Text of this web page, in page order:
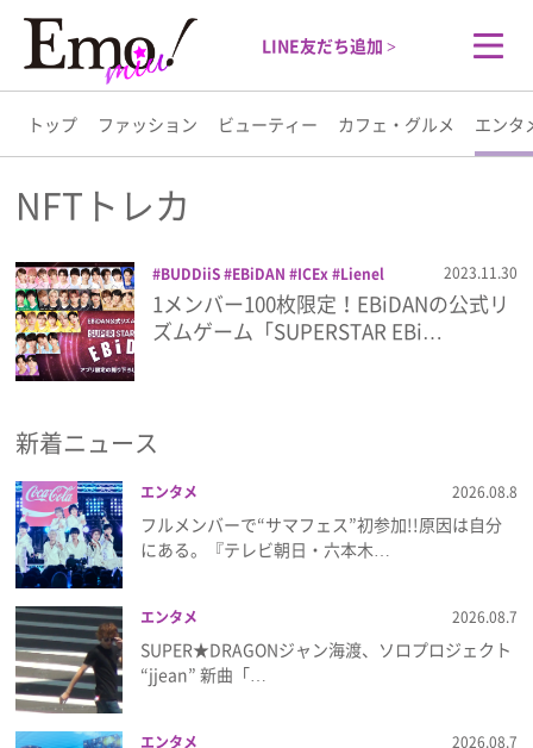
LINE友だち追加 >
トップ ファッション ビューティー カフェ・グルメ エンタ
トップ
ファッション
ビューティー
カフェ・グルメ
エンタメ
ライフスタイル
プレゼント
インタビュー
NFTトレカ
BUDDiiS EBiDAN ICEx
Lienel
M!LK
NFTトレカ ONE N' ONLY
SUPER★DRAGON SUPERSTAR
EBiDAN
さくらしめじ リズムゲーム
2023.11.30
1メンバー100枚限定！EBiDANの公式リ
ズムゲーム「SUPERSTAR EBi…
新着ニュース
エンタメ 2026.08.8
フルメンバーで“サマフェス”初参加!!原因は自分
にある。『テレビ朝日・六本木…
エンタメ 2026.08.7
SUPER★DRAGONジャン海渡、ソロプロジェクト
“jjean” 新曲「…
エンタメ 2026.08.7